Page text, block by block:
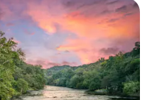
appréciés